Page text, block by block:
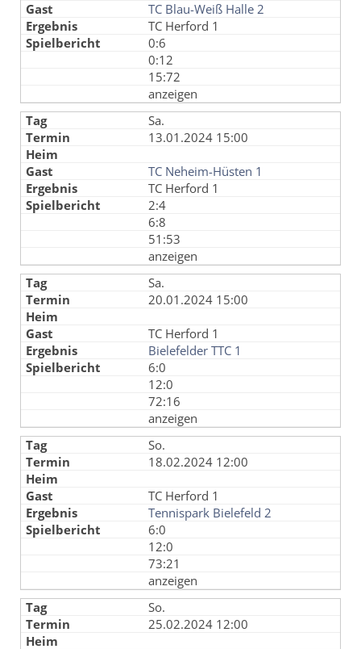
TC Blau-Weiß Halle 2
TC Herford 1
0:6
0:12
15:72
anzeigen
Sa.
13.01.2024 15:00
TC Neheim-Hüsten 1
TC Herford 1
2:4
6:8
51:53
anzeigen
Sa.
20.01.2024 15:00
TC Herford 1
Bielefelder TTC 1
6:0
12:0
72:16
anzeigen
So.
18.02.2024 12:00
TC Herford 1
Tennispark Bielefeld 2
6:0
12:0
73:21
anzeigen
So.
25.02.2024 12:00